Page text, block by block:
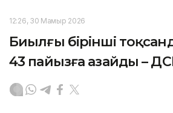
12:26, 30 Мамыр 2026
Биылғы бірінші
43 пайызға азайды –